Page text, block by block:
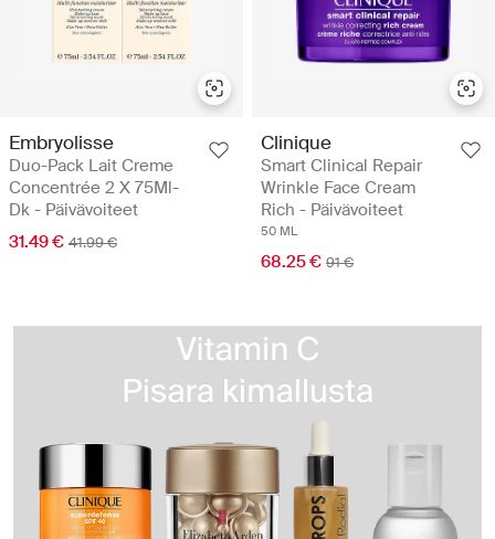
Embryolisse
Duo-Pack Lait Creme
Concentrée 2 X 75Ml-
Dk - Päivävoiteet
31.49 € 41.99 €
Clinique
Smart Clinical Repair
Wrinkle Face Cream
Rich - Päivävoiteet
50 ML
68.25 € 91 €